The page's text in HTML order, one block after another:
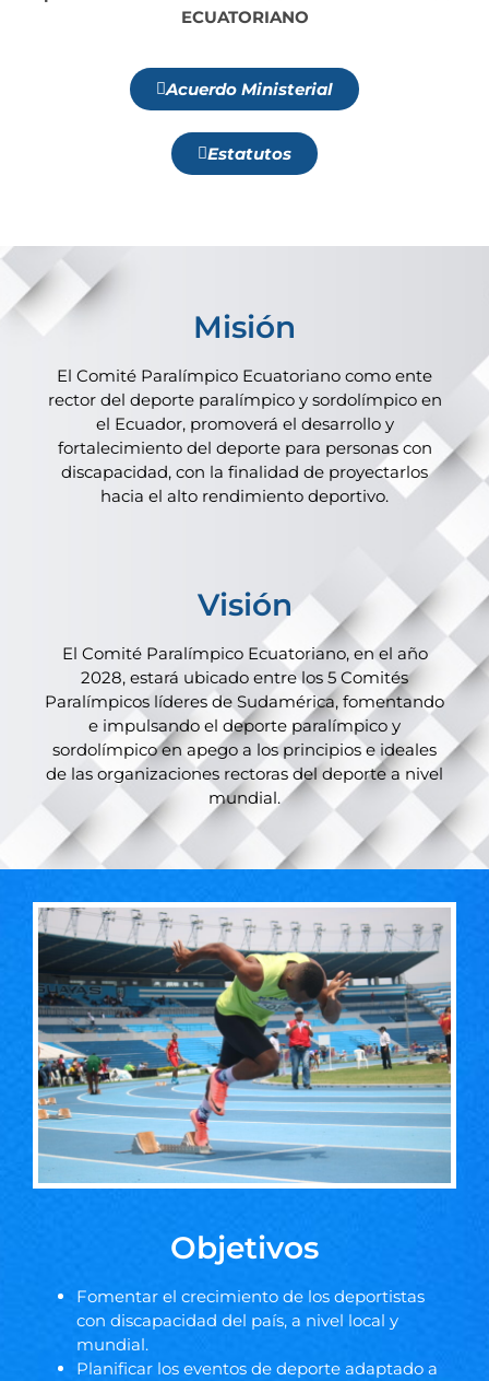
ECUATORIANO
Acuerdo Ministerial
Estatutos
Misión
El Comité Paralímpico Ecuatoriano como ente
rector del deporte paralímpico y sordolímpico en
el Ecuador, promoverá el desarrollo y
fortalecimiento del deporte para personas con
discapacidad, con la finalidad de proyectarlos
hacia el alto rendimiento deportivo.
Visión
El Comité Paralímpico Ecuatoriano, en el año
2028, estará ubicado entre los 5 Comités
Paralímpicos líderes de Sudamérica, fomentando
e impulsando el deporte paralímpico y
sordolímpico en apego a los principios e ideales
de las organizaciones rectoras del deporte a nivel
mundial.
Objetivos
Fomentar el crecimiento de los deportistas
con discapacidad del país, a nivel local y
mundial.
Planificar los eventos de deporte adaptado a